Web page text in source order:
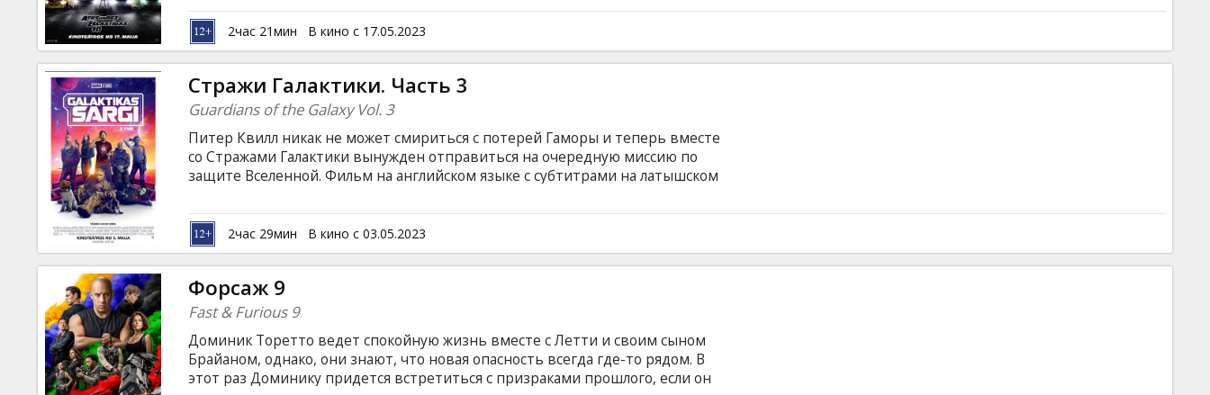
фильма будет происходить от Лос-Анджелеса до Рима, от Бразилии до
Лондона и от Португалии до Антарктиды. Новые союзники, старые враги,
скорость, напряжение и адреналин — это будет Fast X! Фильм на английском
языке с субтитрами на латышском и русском языках.
2час 21мин В кино с 17.05.2023
Стражи Галактики. Часть 3
Guardians of the Galaxy Vol. 3
Питер Квилл никак не может смириться с потерей Гаморы и теперь вместе
со Стражами Галактики вынужден отправиться на очередную миссию по
защите Вселенной. Фильм на английском языке с субтитрами на латышском
2час 29мин В кино с 03.05.2023
Форсаж 9
Fast & Furious 9
Доминик Торетто ведет спокойную жизнь вместе с Летти и своим сыном
Брайаном, однако, они знают, что новая опасность всегда где-то рядом. В
этот раз Доминику придется встретиться с призраками прошлого, если он